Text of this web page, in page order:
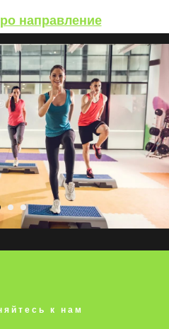
направление
к нам